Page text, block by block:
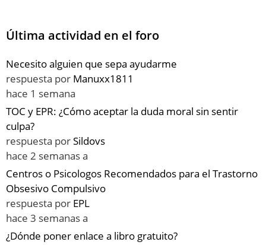
Última actividad en el foro
Necesito alguien que sepa ayudarme
respuesta por Manuxx1811
hace 1 semana
TOC y EPR: ¿Cómo aceptar la duda moral sin sentir
culpa?
respuesta porSildovs
hace 2 semanas a
Centros o Psicologos Recomendados para el Trastorno
Obsesivo Compulsivo
respuesta por EPL
hace 3 semanas a
¿Dónde poner enlace a libro gratuito?